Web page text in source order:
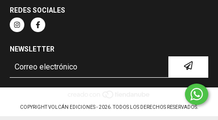
REDES SOCIALES
NEWSLETTER
COPYRIGHT VOLCÁN EDICIONES - 2026. TODOS LOS DERECHOS RESERVADOS.